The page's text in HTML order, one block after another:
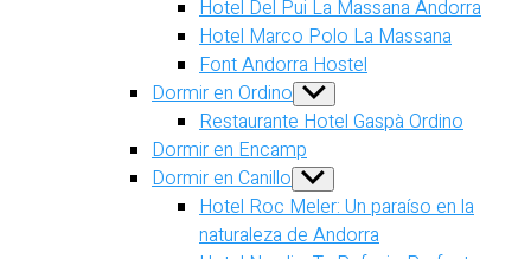
Hotel Del Pui La Massana Andorra
Hotel Marco Polo La Massana
Font Andorra Hostel
Dormir en Ordino Show
sub
menu
Restaurante Hotel Gaspà Ordino
Dormir en Encamp
Dormir en Canillo Show
sub
menu
Hotel Roc Meler: Un paraíso en la
naturaleza de Andorra